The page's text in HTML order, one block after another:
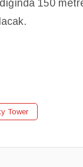
150
Tower